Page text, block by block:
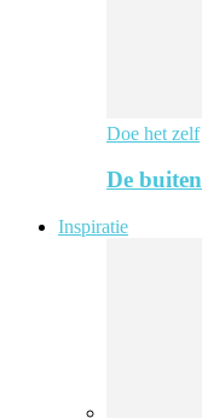
Doe het zelf
De
Inspiratie